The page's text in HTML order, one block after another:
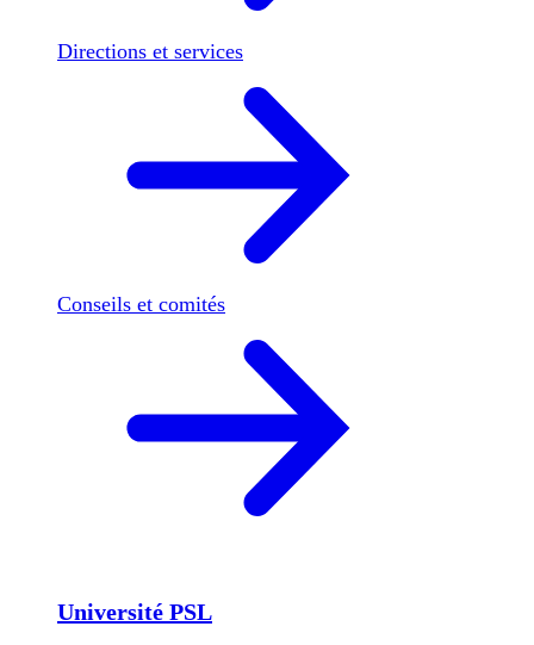
Directions et services
Conseils et comités
Université PSL